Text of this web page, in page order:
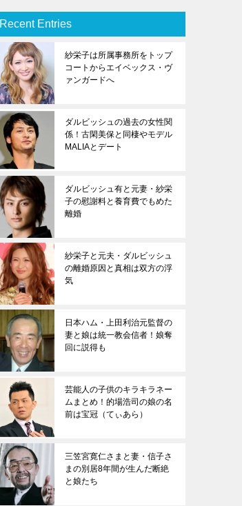
Recent Entries
紗栄子は所属事務所をトップ
コートからエイベックス・ヴ
ァンガードへ
ダルビッシュの過去の女性関
係！古閑美保と同棲やモデル
MALIAとデート
ダルビッシュ有と元妻・紗栄
子の慰謝料と養育費でもめた
離婚
紗栄子と元夫・ダルビッシュ
の離婚原因と真相は双方の浮
気
日本ハム・上田利治元監督の
妻と娘は統一教会信者！娘奪
回に説得も
芸能人の子供のキラキラネー
ムまとめ！的場浩司の娘の名
前は宝冠（てぃあら）
三笠宮寛仁さまと妻・信子さ
まの別居8年間が生んだ断絶
と娘たち